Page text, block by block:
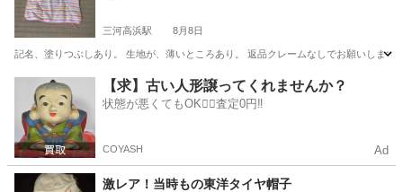
三河高浜駅 8月8日
記名、塗りつぶしあり。 生地が、薄いところあり。 返品クレームなしでお願いします
高浜市 三河高浜駅 小物 タオルハンカチ
【求】古い人形譲ってくれませんか？
状態が悪くてもOK🙆‍♀️査定0円‼️
COYASH Ad
激レア！当時もの東洋タイヤ帽子